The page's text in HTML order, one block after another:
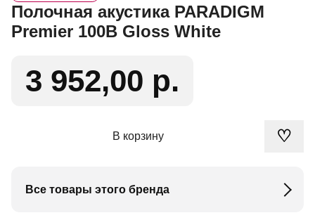
Полочная акустика PARADIGM
Premier 100B Gloss White
3 952,00 р.
В корзину ♡
Все товары этого бренда